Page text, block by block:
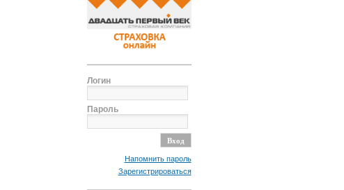
Логин
Пароль
Напомнить пароль
Зарегистрироваться